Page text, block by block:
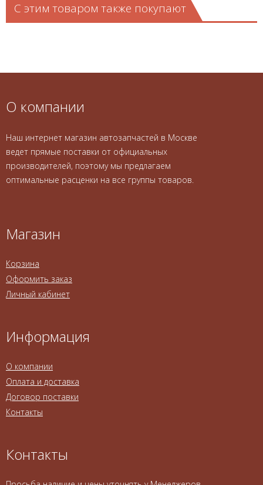
С этим товаром также покупают
О компании
Наш интернет магазин автозапчастей в Москве
ведет прямые поставки от официальных
производителей, поэтому мы предлагаем
оптимальные расценки на все группы товаров.
Магазин
Корзина
Оформить заказ
Личный кабинет
Информация
О компании
Оплата и доставка
Договор поставки
Контакты
Контакты